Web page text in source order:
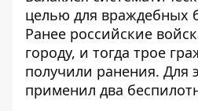
целью для враждебных
Ранее российские
городу, и тогда трое
получили ранения. Для
применил два